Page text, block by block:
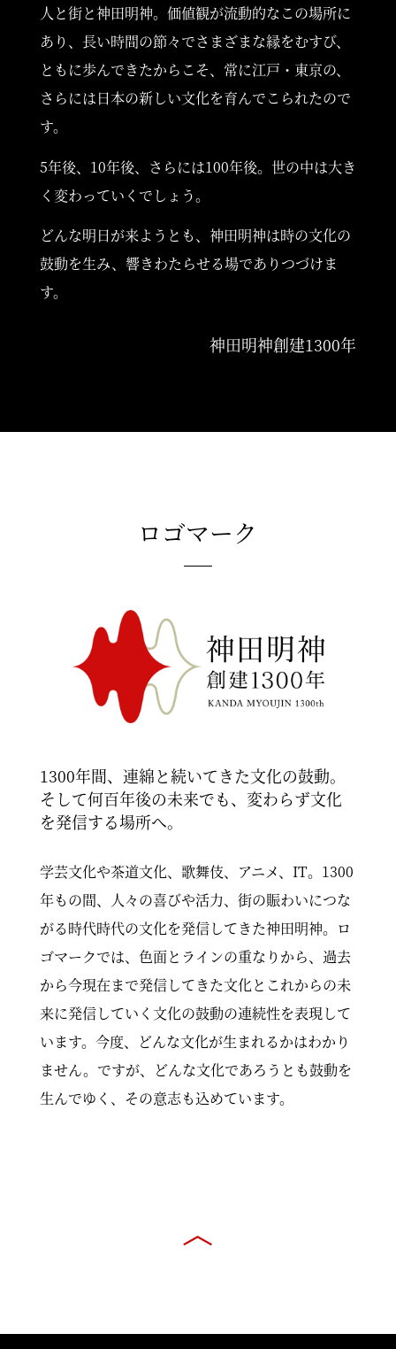
EVENT
ご奉賛のお願い
人と街と神田明神。価値観が流動的なこの場所に
あり、長い時間の節々でさまざまな縁をむすび、
ともに歩んできたからこそ、常に江戸・東京の、
さらには日本の新しい文化を育んでこられたので
す。
5年後、10年後、さらには100年後。世の中は大き
く変わっていくでしょう。
どんな明日が来ようとも、神田明神は時の文化の
鼓動を生み、響きわたらせる場でありつづけま
す。
神田明神創建1300年
ロゴマーク
1300年間、連綿と続いてきた文化の鼓動。
そして何百年後の未来でも、変わらず文化
を発信する場所へ。
学芸文化や茶道文化、歌舞伎、アニメ、IT。1300
年もの間、人々の喜びや活力、街の賑わいにつな
がる時代時代の文化を発信してきた神田明神。ロ
ゴマークでは、色面とラインの重なりから、過去
から今現在まで発信してきた文化とこれからの未
来に発信していく文化の鼓動の連続性を表現して
います。今度、どんな文化が生まれるかはわかり
ません。ですが、どんな文化であろうとも鼓動を
生んでゆく、その意志も込めています。